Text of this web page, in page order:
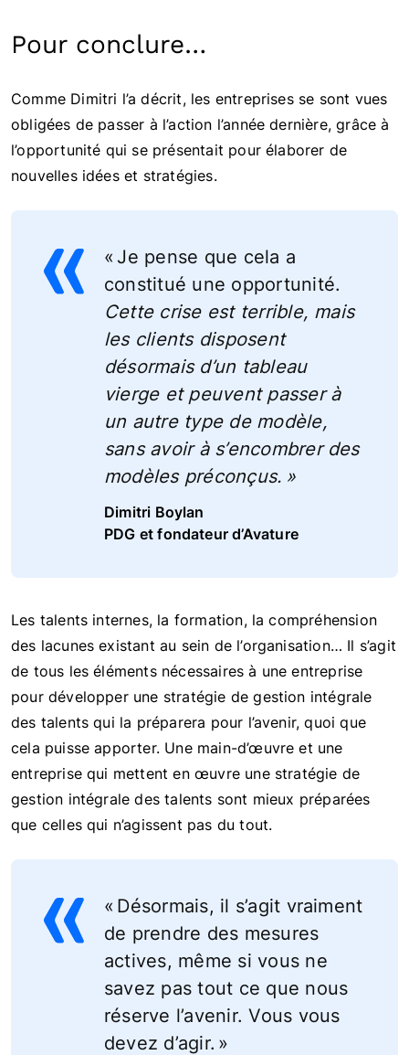
Pour conclure…
Comme Dimitri l’a décrit, les entreprises se sont vues
obligées de passer à l’action l’année dernière, grâce à
l’opportunité qui se présentait pour élaborer de
nouvelles idées et stratégies.
« Je pense que cela a
constitué une opportunité.
Cette crise est terrible, mais
les clients disposent
désormais d’un tableau
vierge et peuvent passer à
un autre type de modèle,
sans avoir à s’encombrer des
modèles préconçus. »
Dimitri Boylan
PDG et fondateur d’Avature
Les talents internes, la formation, la compréhension
des lacunes existant au sein de l’organisation… Il s’agit
de tous les éléments nécessaires à une entreprise
pour développer une stratégie de gestion intégrale
des talents qui la préparera pour l’avenir, quoi que
cela puisse apporter. Une main-d’œuvre et une
entreprise qui mettent en œuvre une stratégie de
gestion intégrale des talents sont mieux préparées
que celles qui n’agissent pas du tout.
« Désormais, il s’agit vraiment
de prendre des mesures
actives, même si vous ne
savez pas tout ce que nous
réserve l’avenir. Vous vous
devez d’agir. »